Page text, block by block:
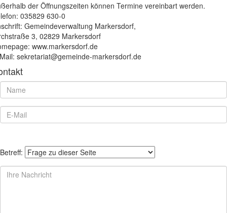
der Öffnungszeiten können Termine vereinbart werden.
035829 630-0
Gemeindeverwaltung Markersdorf,
3, 02829 Markersdorf
www.markersdorf.de
sekretariat@gemeinde-markersdorf.de
Betreff: